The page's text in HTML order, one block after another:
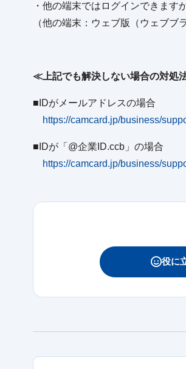
・他の端末ではログインできます
（他の端末：ウェブ版（ウェブブ
≪上記でも解決しない場合の対処
■IDがメールアドレスの場合
https://camcard.jp/business/
■IDが「@企業ID.ccb」の場合
https://camcard.jp/business/
役に